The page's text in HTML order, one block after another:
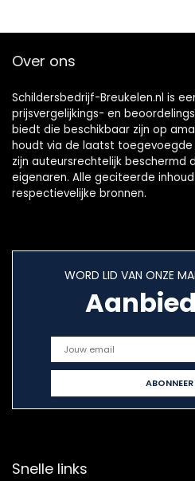
Over ons
Schildersbedrijf-Breukelen.nl is
prijsvergelijkings- en
biedt die beschikbaar zijn op
houdt via de laatst toegevoegde
zijn auteursrechtelijk beschermd
eigenaren. Alle geciteerde
respectievelijke bronnen.
WORD LID VAN ONZE
Snelle links